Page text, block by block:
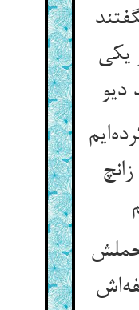
یکی
دیو